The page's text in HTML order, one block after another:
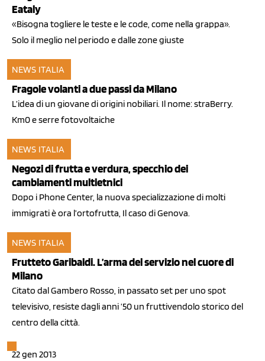
Eataly
«Bisogna togliere le teste e le code, come nella grappa».
Solo il meglio nel periodo e dalle zone giuste
NEWS ITALIA
17 gen 2014
Fragole volanti a due passi da Milano
L’idea di un giovane di origini nobiliari. Il nome: straBerry.
Km0 e serre fotovoltaiche
NEWS ITALIA
22 mag 2013
Negozi di frutta e verdura, specchio dei
cambiamenti multietnici
Dopo i Phone Center, la nuova specializzazione di molti
immigrati è ora l’ortofrutta, Il caso di Genova.
NEWS ITALIA
07 mar 2013
Frutteto Garibaldi. L’arma del servizio nel cuore di
Milano
Citato dal Gambero Rosso, in passato set per uno spot
televisivo, resiste dagli anni ’50 un fruttivendolo storico del
centro della città.
22 gen 2013